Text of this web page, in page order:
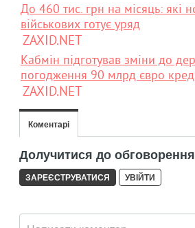
До 460 тис. грн на місяць: які
військових готує уряд
ZAXID.NET
Кабмін підготував зміни до
погодження 90 млрд євро
ZAXID.NET